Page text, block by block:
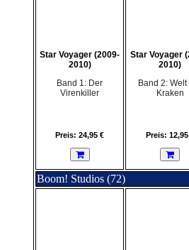
Star Voyager (2009-
2010)
Band 1: Der
Virenkiller
Preis: 24,95 €
Star Voyager
2010)
Band 2: Welt
Kraken
Preis: 12,95
Boom! Studios (72)